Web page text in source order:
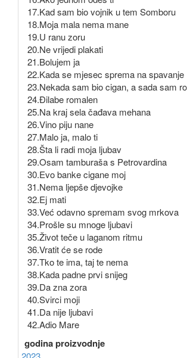
17.Kad sam bio vojnik u tem Somboru
18.Moja mala nema mane
19.U ranu zoru
20.Ne vrijedi plakati
21.Bolujem ja
22.Kada se mjesec sprema na spavanje
23.Nekada sam bio cigan, a sada sam
24.Đilabe romalen
25.Na kraj sela čađava mehana
26.Vino piju nane
27.Malo ja, malo ti
28.Šta li radi moja ljubav
29.Osam tamburaša s Petrovardina
30.Evo banke cigane moj
31.Nema ljepše djevojke
32.Ej mati
33.Već odavno spremam svog mrkova
34.Prošle su mnoge ljubavi
35.Život teče u laganom ritmu
36.Vratit će se rode
37.Tko te ima, taj te nema
38.Kada padne prvi snijeg
39.Da zna zora
40.Svirci moji
41.Da nije ljubavi
42.Adio Mare
godina proizvodnje